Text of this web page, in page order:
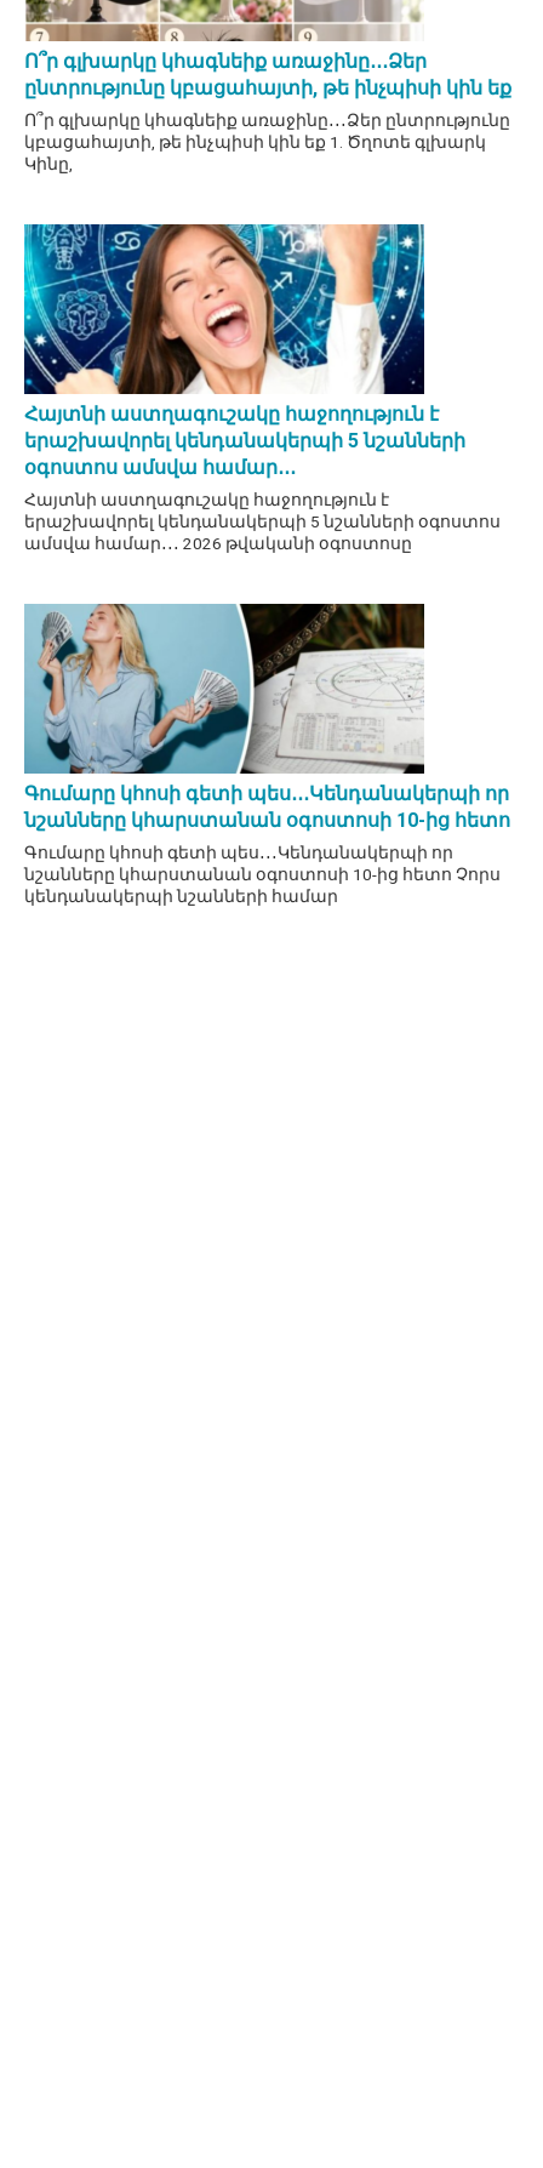
Ո՞ր գլխարկը կհագնեիք առաջինը․․․Ձեր
ընտրությունը կբացահայտի, թե ինչպիսի կին եք
Ո՞ր գլխարկը կհագնեիք առաջինը․․․Ձեր ընտրությունը
կբացահայտի, թե ինչպիսի կին եք 1. Ծղոտե գլխարկ
Կինը,
Հայտնի աստղագուշակը հաջողություն է
երաշխավորել կենդանակերպի 5 նշանների
օգոստոս ամսվա համար․․․
Հայտնի աստղագուշակը հաջողություն է
երաշխավորել կենդանակերպի 5 նշանների օգոստոս
ամսվա համար․․․ 2026 թվականի օգոստոսը
Գումարը կհոսի գետի պես․․․Կենդանակերպի որ
նշանները կհարստանան օգոստոսի 10-ից հետո
Գումարը կհոսի գետի պես․․․Կենդանակերպի որ
նշանները կհարստանան օգոստոսի 10-ից հետո Չորս
կենդանակերպի նշանների համար